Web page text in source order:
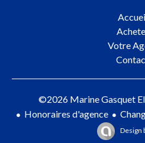
Votre
©2026 Marine Gasquet EI
Honoraires d'agence
Design